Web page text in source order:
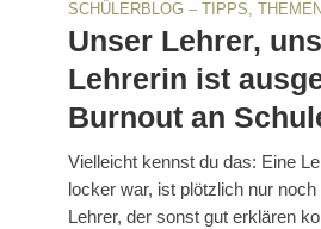
SCHÜLERBLOG – TIPPS,
Unser Lehrer,
Lehrerin ist
Burnout an
Vielleicht kennst du das: Eine
locker war, ist plötzlich nur
Lehrer, der sonst gut erklären